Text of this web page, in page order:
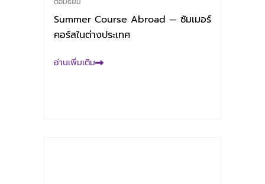
Summer Course Abroad — ซัมเมอร์
คอร์สในต่างประเทศ
อ่านเพิ่มเติม